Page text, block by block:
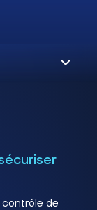
contrôle de